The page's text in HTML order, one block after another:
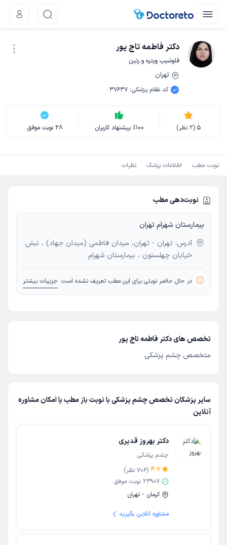
دکتر فاطمه تاج پور
فلوشیپ ویتره و رتین
تهران
کد نظام پزشکی:
37637
5
(
2 نظر) ٪100 پیشنهاد کاربران 28 نوبت موفق
نوبت مطب اطلاعات پزشک نظرات
نوبت‌دهی مطب
بیمارستان شهرام تهران
آدرس: تهران - تهران، میدان فاطمی (میدان جهاد) ، نبش
خیابان چهلستون ، بیمارستان شهرام
در حال حاضر نوبتی برای این مطب تعریف نشده است. جزییات بیشتر
تخصص های دکتر فاطمه تاج پور
متخصص چشم پزشکی
سایر پزشکان تخصص چشم پزشکی با نوبت باز مطب یا امکان مشاوره
آنلاین
دکتر بهروز قدیری
چشم پزشکی
4.7
(
706 نظر)
23907 نوبت موفق
کرمان - تهران
مشاوره آنلاین بگیرید